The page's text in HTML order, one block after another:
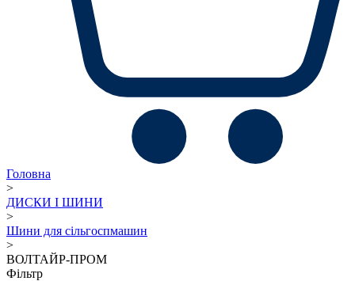
Головна
>
ДИСКИ І ШИНИ
>
Шини для сільгоспмашин
>
ВОЛТАЙР-ПРОМ
Фільтр